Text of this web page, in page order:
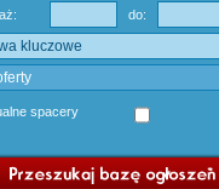
do:
spacery